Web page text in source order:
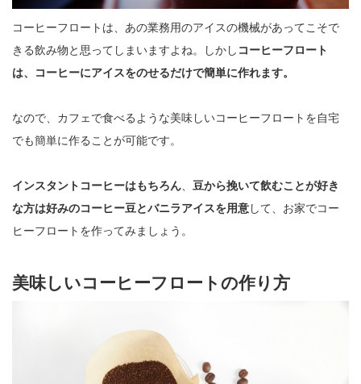
コーヒーフロートは、あの業務用のアイスの機械があってこそで
きる飲み物と思ってしまいますよね。しかし コーヒーフロート
は、コーヒーにアイスをのせるだけで簡単に作れます。
なので、カフェで食べるような美味しいコーヒーフロートを自宅
でも簡単に作ることが可能です。
インスタントコーヒーはもちろん
豆から挽いて飲むことが好き
な方は好みのコーヒー豆とバニラアイスを用意して、お家でコー
ヒーフロートを作ってみましょう。
美味しいコーヒーフロートの作り方